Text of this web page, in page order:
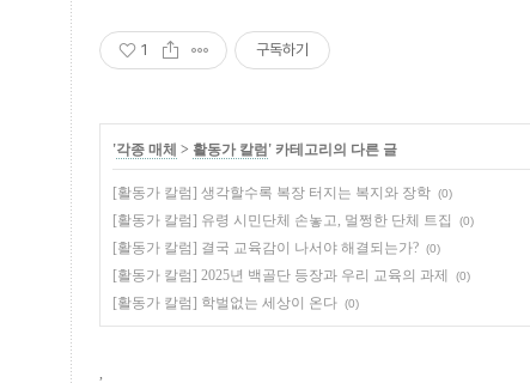
1 구독하기
'각종 매체 > 활동가 칼럼 ' 카테고리의 다른 글
[활동가 칼럼] 생각할수록 복장 터지는 복지와 장학 (0)
[활동가 칼럼] 유령 시민단체 손놓고, 멀쩡한 단체 트집 (0)
[활동가 칼럼] 결국 교육감이 나서야 해결되는가? (0)
[활동가 칼럼] 2025년 백골단 등장과 우리 교육의 과제 (0)
[활동가 칼럼] 학벌없는 세상이 온다 (0)
,